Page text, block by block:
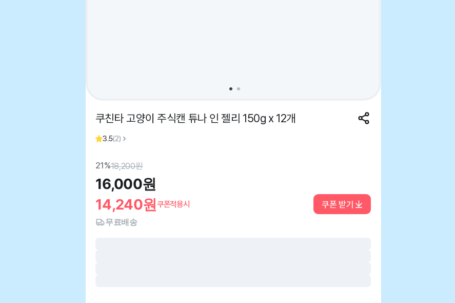
쿠친타 고양이 주식캔 튜나 인 젤리 150g x 12개
3.5(2)
21%18,200원
16,000원
14,240원쿠폰적용시 쿠폰 받기
무료배송